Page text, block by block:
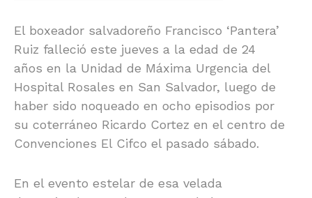
El boxeador salvadoreño Francisco ‘Pantera’
Ruiz falleció este jueves a la edad de 24
años en la Unidad de Máxima Urgencia del
Hospital Rosales en San Salvador, luego de
haber sido noqueado en ocho episodios por
su coterráneo Ricardo Cortez en el centro de
Convenciones El Cifco el pasado sábado.
En el evento estelar de esa velada